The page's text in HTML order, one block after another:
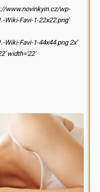
www.novinkyin.cz/wp-
Favi-1-22x22.png'
Favi-1-44x44.png 2x'
width='22'